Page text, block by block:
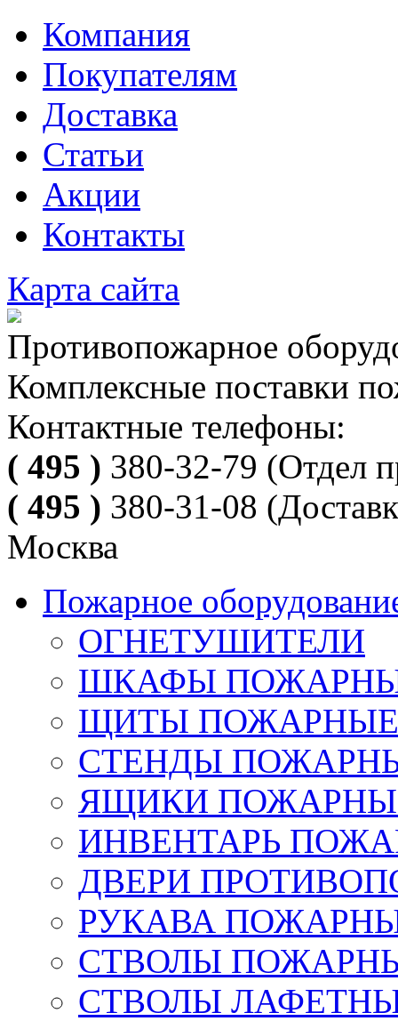
Компания
Покупателям
Доставка
Статьи
Акции
Контакты
Карта сайта
Противопожарное
Комплексные поставки
Контактные телефоны:
( 495 ) 380-32-79 (Отдел
( 495 ) 380-31-08
Москва
Пожарное
ОГНЕТУШИТЕЛИ
ШКАФЫ
ЩИТЫ ПОЖАРНЫЕ
СТЕНДЫ
ЯЩИКИ ПОЖАРНЫЕ
ИНВЕНТАРЬ
ДВЕРИ
РУКАВА
СТВОЛЫ
СТВОЛЫ